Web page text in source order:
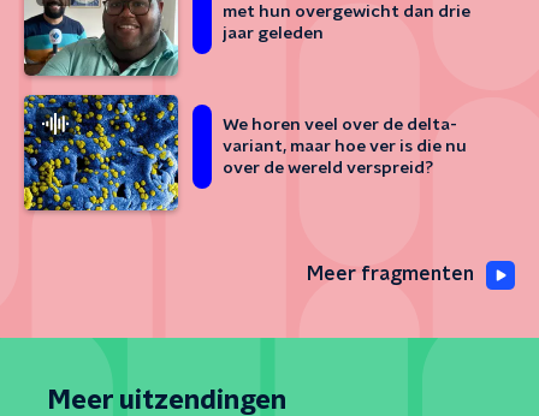
met hun overgewicht dan drie
jaar geleden
We horen veel over de delta-
variant, maar hoe ver is die nu
over de wereld verspreid?
Meer fragmenten
Meer uitzendingen